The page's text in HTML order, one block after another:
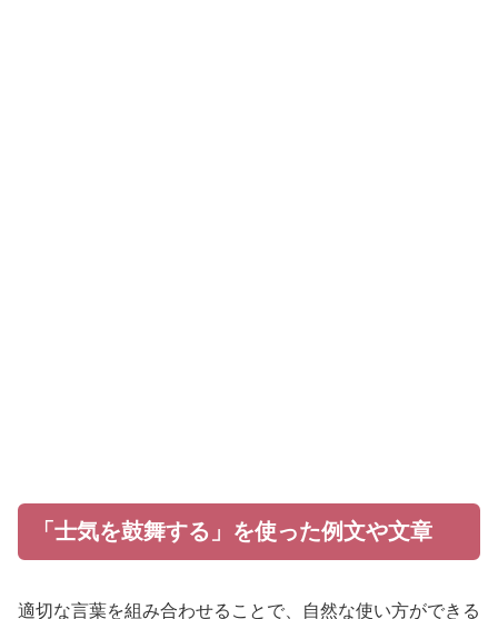
「士気を鼓舞する」を使った例文や文章
適切な言葉を組み合わせることで、自然な使い方ができる